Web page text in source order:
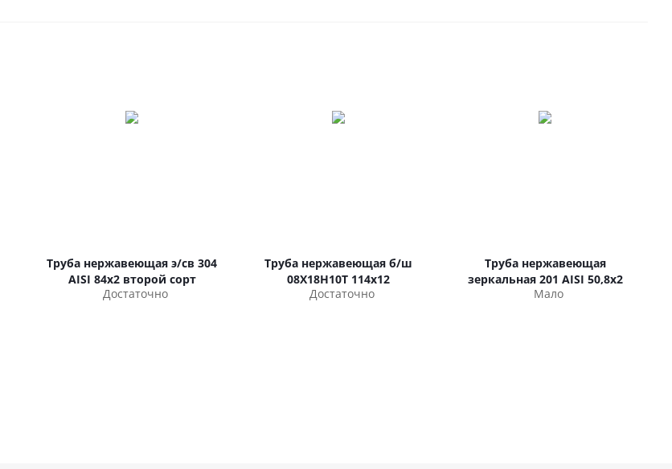
Труба нержавеющая э/св 304
AISI 84х2 второй сорт
Достаточно
Труба нержавеющая б/ш
08Х18Н10Т 114х12
Достаточно
Труба нержавеющая
зеркальная 201 AISI 50,8х2
Мало